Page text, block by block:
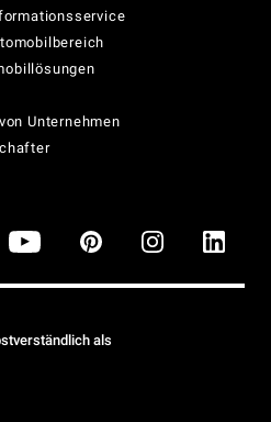
Unternehmen
als